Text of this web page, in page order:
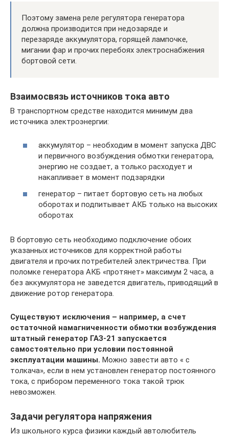
Поэтому замена реле регулятора генератора
должна производится при недозаряде и
перезаряде аккумулятора, горящей лампочке,
мигании фар и прочих перебоях электроснабжения
бортовой сети.
Взаимосвязь источников тока авто
В транспортном средстве находится минимум два
источника электроэнергии:
аккумулятор – необходим в момент запуска ДВС
и первичного возбуждения обмотки генератора,
энергию не создает, а только расходует и
накапливает в момент подзарядки
генератор – питает бортовую сеть на любых
оборотах и подпитывает АКБ только на высоких
оборотах
В бортовую сеть необходимо подключение обоих
указанных источников для корректной работы
двигателя и прочих потребителей электричества. При
поломке генератора АКБ «протянет» максимум 2 часа, а
без аккумулятора не заведется двигатель, приводящий в
движение ротор генератора.
Существуют исключения – например, а счет
остаточной намагниченности обмотки возбуждения
штатный генератор ГАЗ-21 запускается
самостоятельно при условии постоянной
эксплуатации машины. Можно завести авто « с
толкача», если в нем установлен генератор постоянного
тока, с прибором переменного тока такой трюк
невозможен.
Задачи регулятора напряжения
Из школьного курса физики каждый автолюбитель